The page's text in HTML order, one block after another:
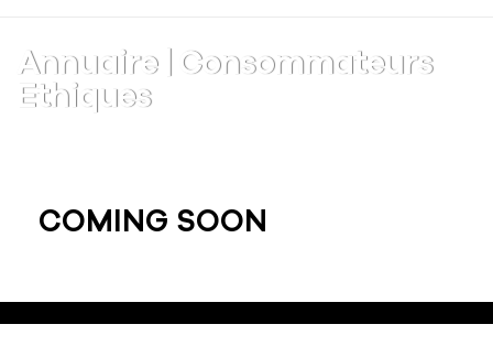
Annuaire | Consommateurs
Ethiques
COMING SOON